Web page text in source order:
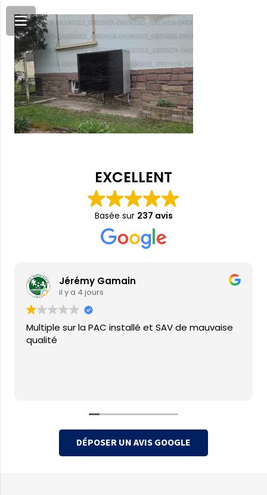
EXCELLENT
Basée sur 237 avis
Jérémy Gamain
il y a 4 jours
Multiple sur la PAC installé et SAV de mauvaise
qualité
DÉPOSER UN AVIS GOOGLE